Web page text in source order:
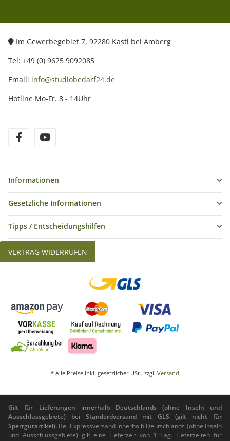
Im Gewerbegebiet 7, 92280 Kastl bei Amberg
Tel: +49 (0) 9625 9092085
Email: info@studiobedarf24.de
Hotline Mo-Fr. 8 - 14Uhr
Informationen
Gesetzliche Informationen
Tipps / Entscheidungshilfen
VERTRAG WIDERRUFEN
* Alle Preise inkl. gesetzlicher USt., zzgl. Versand
Gilt für Lieferungen innerhalb Deutschlands (ohne Inseln und
Ausschlussgebiete) bei Standardversand mit GLS (gilt nicht für
Sperrgutartikel). Bei Expressversand innerhalb Deutschlands (ohne Inseln
und Ausschlussgebiete) gilt eine Lieferzeit von 1 Tag. Lieferzeiten für